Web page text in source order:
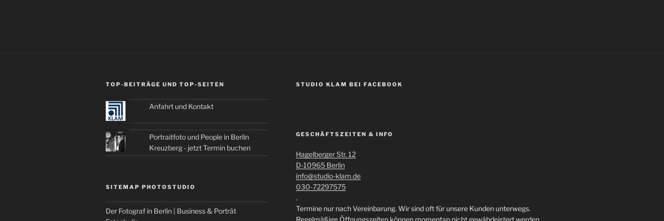
TOP-BEITRÄGE UND TOP-SEITEN
Anfahrt und Kontakt
Portraitfoto und People in Berlin
Kreuzberg - jetzt Termin buchen
SITEMAP PHOTOSTUDIO
Der Fotograf in Berlin | Business & Porträt
STUDIO KLAM BEI FACEBOOK
GESCHÄFTSZEITEN & INFO
Hagelberger Str. 12
D-10965 Berlin
info@studio-klam.de
030-72297575
.
Termine nur nach Vereinbarung. Wir sind oft für unsere Kunden unterwegs.
Regelmäßige Öffnungszeiten können momentan nicht gewährleistert werden.